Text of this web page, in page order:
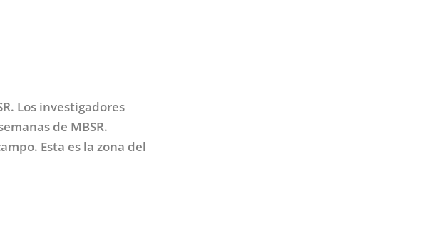
Los investigadores
de MBSR.
Esta es la zona del